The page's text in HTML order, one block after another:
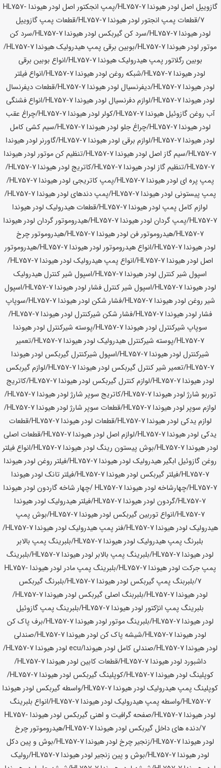
گازوییل اصل لودرهیوندا HL757-7 /پمپ انجکتور اصل لودر
هیوندا HL757-
7/قطعات پمپ انجتور لودرهیوندا HL757-7
/قطعات پمپ گازوییل
لودرهیوندا HL757-7 /سرد کن گیربکس لودرهیوندا HL757-7
/سرد کن
موتور لودرهیوندا HL757-7 /بوبین برقی پمپ هیدرولیکهیوندا HL757-7
/
بوبین رگلاتور پمپ هیدرولیکهیوندا HL757-7
/انواع بوبین برقی
لودرهیوندا HL757-7 /شبکه روغن لودرهیوندا HL757-7
/انواع فیلتر
لودرهیوندا HL757-7 /دیفرنسیال لودرهیوندا HL757-7
/قطعات دیفرنسال
لودرهیوندا HL757-7 /لوازم دفرنسیال لودرهیوندا HL757-7
/انواع فشنگی
آب روغن گازوئیلهیوندا HL757-7 /کولر لودرهیوندا HL757-7
/چراغ عقب
لودرهیوندا HL757-7 /چراغ جلو لودرهیوندا HL757-7
/سیم کشی کامل
لودرهیوندا HL757-7 /لوازم برقی لودرهیوندا HL757-7 /گاورنر لودرهیوندا
HL757-7/سیم گاز اصل لودرهیوندا HL757-7 /تنظیم کن موتور لودرهیوندا
HL757-7/تنظیم گاز لودرهیوندا HL757-7 /کاتریج لودرهیوندا HL757-7
/
پمپ پره ای لودرهیوندا HL757-7 /پمپ کاتریجی لودرهیوندا HL757-7
/
پمپ پیستونی لودرهیوندا HL757-7 /پمپ دندهای لودرهیوندا HL757-7
/
لوازم کامل پمپ لودرهیوندا HL757-7 /قطعات هیدرولیک لودرهیوندا
HL757-7/پمپ گردان لودرهیوندا HL757-7 /هیدروموتور گردان لودرهیوندا
HL757-7/هیدروموتور فن لودرهیوندا HL757-7
/هیدروموتور چرخ
لودرهیوندا HL757-7 /انواع هیدروموتور لودرهیوندا HL757-7
/هیدروموتور
اصل لودرهیوندا HL757-7 /انواع پمپ هیدرولیک لودرهیوندا HL757-7
/
اسپول شیر کنترل لودرهیوندا HL757-7
/اسپول شیر کنترل هیدرولیک
لودرهیوندا HL757-7 /اسپول شیر کنترل فشار لودرهیوندا HL757-7
/اسپول
شیر روغن لودرهیوندا HL757-7 /فشار شکن لودرهیوندا HL757-7
/سوپاپ
فشار لودرهیوندا HL757-7 /فشار شکن شیرکنترل لودرهیوندا HL757-7
/
سوپاپ شیرکنترل لودرهیوندا HL757-7 /پوسته شیرکنترل لودرهیوندا
HL757-7/پوسته شیرکنترل هیدرولیک لودرهیوندا HL757-7
/تعمیر
شیرکنترل لودرهیوندا HL757-7 /اسپول شیرکنترل گیربکس لودرهیوندا
HL757-7/تعمیر شیر کنترل گیربکس لودرهیوندا HL757-7
/لوازم گیربکس
لودرهیوندا HL757-7 /لوازم کنترل گیربکس لودرهیوندا HL757-7
/کاتریج
توربو شارژ لودرهیوندا HL757-7 /کاتریج سوپر شارژ لودرهیوندا HL757-7
/
لوازم سوپر لودرهیوندا HL757-7 /قطعات سوپر شارژ لودرهیوندا HL757-7
/
لوازم یدکی لودرهیوندا HL757-7 /قطعات لودرهیوندا HL757-7
/قطعات
یدکی لودرهیوندا HL757-7 /لوازم اصل لودرهیوندا HL757-7
/قطعات اصلی
لودرهیوندا HL757-7 /بوش پیستون رینگ لودرهیوندا HL757-7
/انواع فیلتر
روغن گازوئیل ابگیر هیدرولیک لودرهیوندا HL757-7 /فیلتر روغن لودرهیوندا
HL757-7/فیلتر گیربکس لودرهیوندا HL757-7 /فیلتر تانک لودرهیوندا
HL757-7/چهارشاخه لودرهیوندا HL757-7 /چهار شاخه گاردون لودرهیوندا
HL757-7/گردون لودرهیوندا HL757-7 /فیلتر هیدرولیک لودرهیوندا
HL757-7/انواع توربین گیربکس لودرهیوندا HL757-7
/بوش پمپ
هیدرولیک لودرهیوندا HL757-7 /فنر پمپ هیدرولیک لودرهیوندا HL757-7
/
بلبرنگ پمپ هیدرولیک لودرهیوندا HL757-7
/بلبرینگ پمپ بالابر
لودرهیوندا HL757-7 /بلبرینگ پمپ بالابر لودرهیوندا HL757-7
/بلبرینگ
پمپ جرکت لودرهیوندا HL757-7 /بلبرینگ پمپ مادر لودر
هیوندا HL757-
7/بلبربنگ پمپ گیربکس لودرهیوندا HL757-7
/بلبرنگ گیربکس
لودرهیوندا HL757-7 /بلبربنگ اصلی گیربکس لودرهیوندا HL757-7
/
بلبرینگ پمپ انژکتور لودرهیوندا HL757-7
/بلبرینگ پمپ گازوئیل
لودرهیوندا HL757-7 /بلبرینگ موتور لودرهیوندا HL757-7
/برف پاک کن
لودرهیوندا HL757-7 /شیشه پاک کن لودرهیوندا HL757-7
/صندلی
لودرهیوندا HL757-7 /صندلی کامل لودرهیوندا/ecu لودر هیوندا HL757-7
/
داشبورد لودرهیوندا HL757-7 /قطعات کابین لودرهیوندا HL757-7
/
کوپلینگ لودرهیوندا HL757-7 /کوپلینگ گیربکس لودرهیوندا HL757-7
/
کوپلینگ پمپ هیدرولیک لودرهیوندا HL757-7 /واسطه گیربکس لودرهیوندا
HL757-7/واسطه پمپ هیدرولیک لودرهیوندا HL757-7
/انواع بلبرینگ
لودرهیوندا HL757-7 /صفحه گرافیت و اهنی گیربکس لودر
هیوندا HL757-
7/دنده های داخل گیربکس لودرهیوندا HL757-7
/هیدروموتور چرخ
لودرهیوندا HL757-7 /زنجیر چرخ لودرهیوندا HL757-7
/بوش و پین دکل
لودرهیوندا HL757-7 /بوش و پین زنجیر لودرهیوندا HL757-7
/رولیک